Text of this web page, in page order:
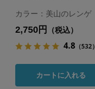
カラー：美山のレンゲ
2,750円 （税込）
4.8（532）
カートに入れる